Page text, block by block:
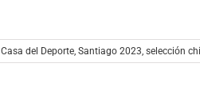
Casa del Deporte, Santiago 2023, selección